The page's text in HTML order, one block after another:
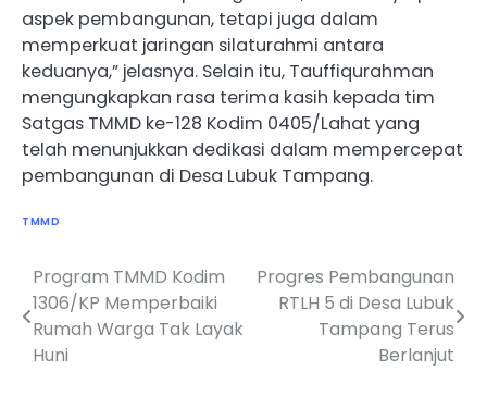
aspek pembangunan, tetapi juga dalam
memperkuat jaringan silaturahmi antara
keduanya,” jelasnya. Selain itu, Tauffiqurahman
mengungkapkan rasa terima kasih kepada tim
Satgas TMMD ke-128 Kodim 0405/Lahat yang
telah menunjukkan dedikasi dalam mempercepat
pembangunan di Desa Lubuk Tampang.
TMMD
Navigasi
pos
Program TMMD Kodim
1306/KP Memperbaiki
Rumah Warga Tak Layak
Huni
Progres Pembangunan
RTLH 5 di Desa Lubuk
Tampang Terus
Berlanjut